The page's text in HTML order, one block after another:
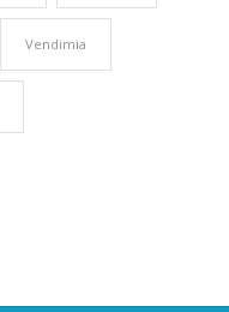
Vendimia